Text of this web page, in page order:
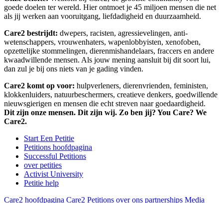
goede doelen ter wereld. Hier ontmoet je 45 miljoen mensen die net
als jij werken aan vooruitgang, liefdadigheid en duurzaamheid.
Care2 bestrijdt: dwepers, racisten, agressievelingen, anti-
wetenschappers, vrouwenhaters, wapenlobbyisten, xenofoben,
opzettelijke stommelingen, dierenmishandelaars, fraccers en andere
kwaadwillende mensen. Als jouw mening aansluit bij dit soort lui,
dan zul je bij ons niets van je gading vinden.
Care2 komt op voor: hulpverleners, dierenvrienden, feministen,
klokkenluiders, natuurbeschermers, creatieve denkers, goedwillende
nieuwsgierigen en mensen die echt streven naar goedaardigheid.
Dit zijn onze mensen. Dit zijn wij. Zo ben jij? You Care? We
Care2.
Start Een Petitie
Petitions hoofdpagina
Successful Petitions
over petities
Activist University
Petitie help
Care2 hoofdpagina Care2 Petitions over ons partnerships Media